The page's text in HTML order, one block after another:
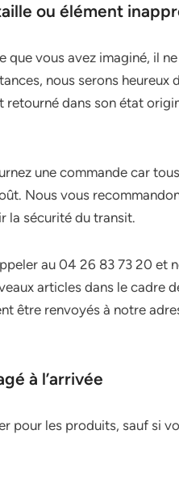
ou élément
que vous avez imaginé, il
nous serons heureux
dans son état
une commande car
Nous vous
la sécurité du transit.
au 04 26 83 73 20 et
articles dans le cadre
être renvoyés à notre
à l’arrivée
pour les produits, sauf si